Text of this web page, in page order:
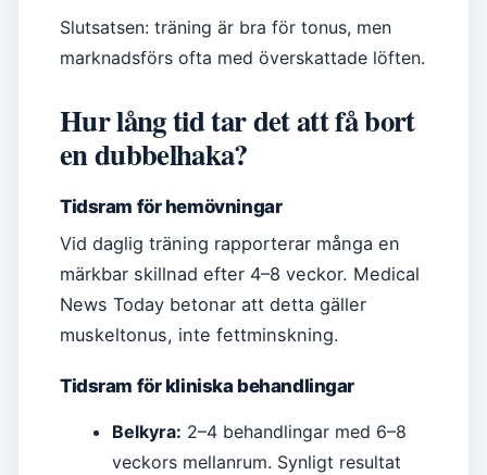
Slutsatsen: träning är bra för tonus, men
marknadsförs ofta med överskattade löften.
Hur lång tid tar det att få bort
en dubbelhaka?
Tidsram för hemövningar
Vid daglig träning rapporterar många en
märkbar skillnad efter 4–8 veckor. Medical
News Today betonar att detta gäller
muskeltonus, inte fettminskning.
Tidsram för kliniska behandlingar
Belkyra: 2–4 behandlingar med 6–8
veckors mellanrum. Synligt resultat